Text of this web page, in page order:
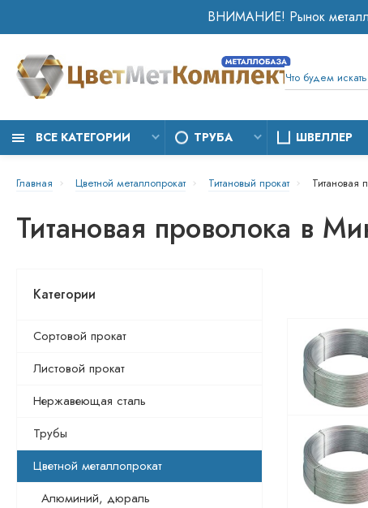
ВСЕ КАТЕГОРИИ ТРУБА ШВЕЛЛЕР
Главная Цветной металлопрокат Титановый прокат Титановая
Титановая проволока в
Категории
Сортовой прокат
Листовой прокат
Нержавеющая сталь
Трубы
Цветной металлопрокат
Алюминий, дюраль